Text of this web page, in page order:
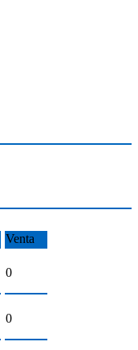
Venta
0
0